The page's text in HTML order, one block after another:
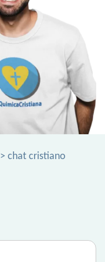
> chat cristiano